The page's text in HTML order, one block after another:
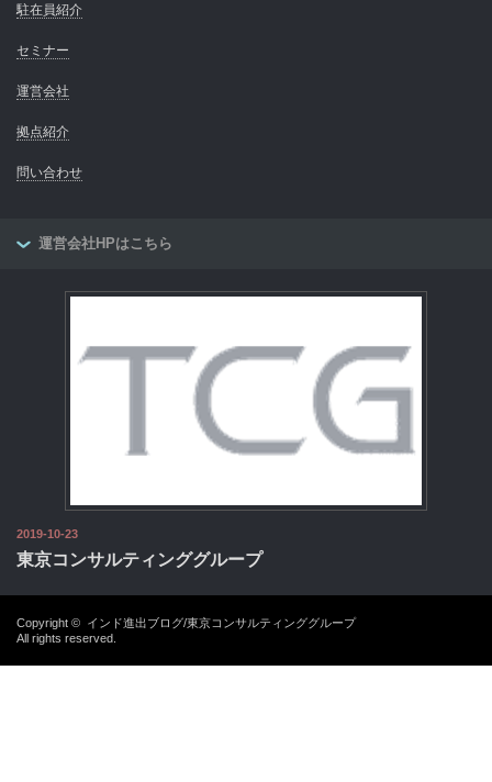
駐在員紹介
セミナー
運営会社
拠点紹介
問い合わせ
運営会社HPはこちら
2019-10-23
東京コンサルティンググループ
Copyright © インド進出ブログ/東京コンサルティンググループ
All rights reserved.